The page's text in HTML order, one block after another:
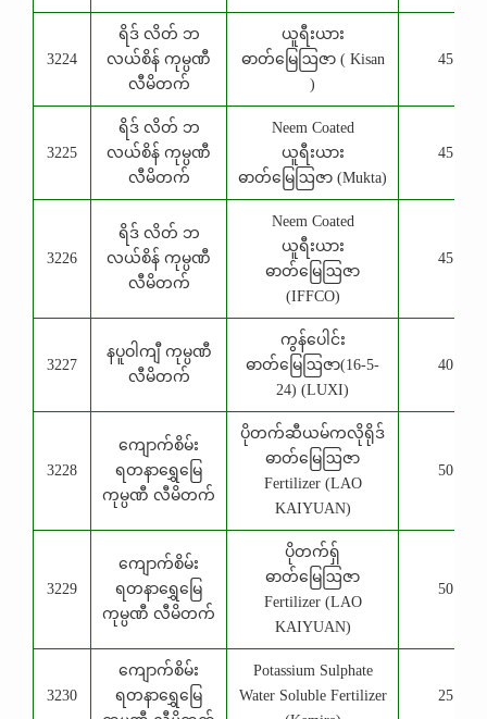
3224
ရိဒ် လိတ် ဘ
လယ်စိန် ကုမ္ပဏီ
လီမိတက်
ယူရီးယား
ဓာတ်မြေဩဇာ ( Kisan
)
45 Kg
3225
ရိဒ် လိတ် ဘ
လယ်စိန် ကုမ္ပဏီ
လီမိတက်
Neem Coated
ယူရီးယား
ဓာတ်မြေဩဇာ (Mukta)
45 Kg
3226
ရိဒ် လိတ် ဘ
လယ်စိန် ကုမ္ပဏီ
လီမိတက်
Neem Coated
ယူရီးယား
ဓာတ်မြေဩဇာ
(IFFCO)
45 Kg
3227
နပူဝါကျီ ကုမ္ပဏီ
လီမိတက်
ကွန်ပေါင်း
ဓာတ်မြေဩဇာ(16-5-
24) (LUXI)
40 Kg
3228
ကျောက်စိမ်း
ရတနာရွှေမြေ
ကုမ္ပဏီ လီမိတက်
ပိုတက်ဆီယမ်ကလိုရိုဒ်
ဓာတ်မြေဩဇာ
Fertilizer (LAO
KAIYUAN)
50 Kg
3229
ကျောက်စိမ်း
ရတနာရွှေမြေ
ကုမ္ပဏီ လီမိတက်
ပိုတက်ရှ်
ဓာတ်မြေဩဇာ
Fertilizer (LAO
KAIYUAN)
50 Kg
3230
ကျောက်စိမ်း
ရတနာရွှေမြေ
Potassium Sulphate
Water Soluble Fertilizer
25 Kg